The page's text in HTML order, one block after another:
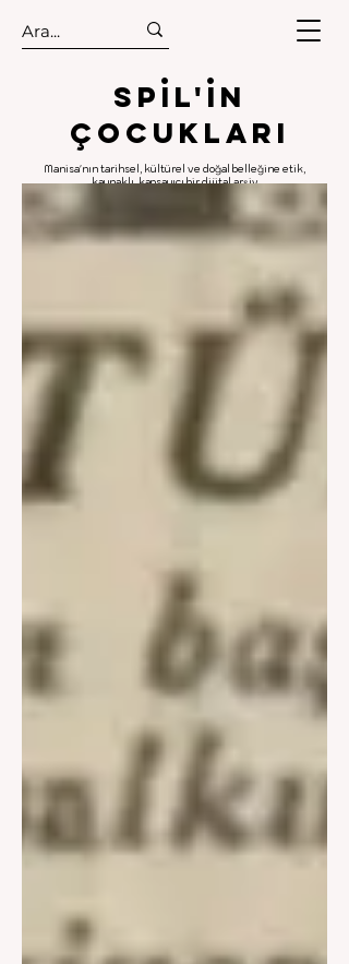
.
.
Spıl'in
Çocukları
Manisa'nın tarihsel, kültürel ve doğal belleğine etik,
kaynaklı, kapsayıcı bir dijital arşiv